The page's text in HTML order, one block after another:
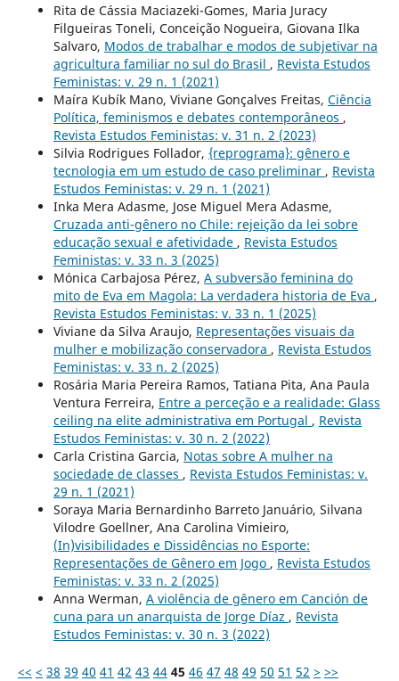
Rita de Cássia Maciazeki-Gomes, Maria Juracy
Filgueiras Toneli, Conceição Nogueira, Giovana Ilka
Salvaro, Modos de trabalhar e modos de subjetivar na
agricultura familiar no sul do Brasil , Revista Estudos
Feministas: v. 29 n. 1 (2021)
Maíra Kubík Mano, Viviane Gonçalves Freitas, Ciência
Política, feminismos e debates contemporâneos ,
Revista Estudos Feministas: v. 31 n. 2 (2023)
Silvia Rodrigues Follador, {reprograma}: gênero e
tecnologia em um estudo de caso preliminar , Revista
Estudos Feministas: v. 29 n. 1 (2021)
Inka Mera Adasme, Jose Miguel Mera Adasme,
Cruzada anti-gênero no Chile: rejeição da lei sobre
educação sexual e afetividade , Revista Estudos
Feministas: v. 33 n. 3 (2025)
Mónica Carbajosa Pérez, A subversão feminina do
mito de Eva em Magola: La verdadera historia de Eva ,
Revista Estudos Feministas: v. 33 n. 1 (2025)
Viviane da Silva Araujo, Representações visuais da
mulher e mobilização conservadora , Revista Estudos
Feministas: v. 33 n. 2 (2025)
Rosária Maria Pereira Ramos, Tatiana Pita, Ana Paula
Ventura Ferreira, Entre a perceção e a realidade: Glass
ceiling na elite administrativa em Portugal , Revista
Estudos Feministas: v. 30 n. 2 (2022)
Carla Cristina Garcia, Notas sobre A mulher na
sociedade de classes , Revista Estudos Feministas: v.
29 n. 1 (2021)
Soraya Maria Bernardinho Barreto Januário, Silvana
Vilodre Goellner, Ana Carolina Vimieiro,
(In)visibilidades e Dissidências no Esporte:
Representações de Gênero em Jogo , Revista Estudos
Feministas: v. 33 n. 2 (2025)
Anna Werman, A violência de gênero em Canción de
cuna para un anarquista de Jorge Díaz , Revista
Estudos Feministas: v. 30 n. 3 (2022)
<< < 38 39 40 41 42 43 44 45 46 47 48 49 50 51 52 > >>